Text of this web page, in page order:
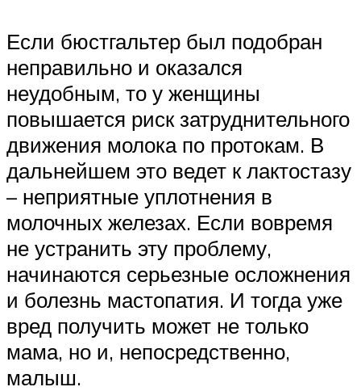
Если бюстгальтер был подобран
неправильно и оказался
неудобным, то у женщины
повышается риск затруднительного
движения молока по протокам. В
дальнейшем это ведет к лактостазу
– неприятные уплотнения в
молочных железах. Если вовремя
не устранить эту проблему,
начинаются серьезные осложнения
и болезнь мастопатия. И тогда уже
вред получить может не только
мама, но и, непосредственно,
малыш.